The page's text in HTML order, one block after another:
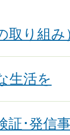
取り組み
生活を
証･発信